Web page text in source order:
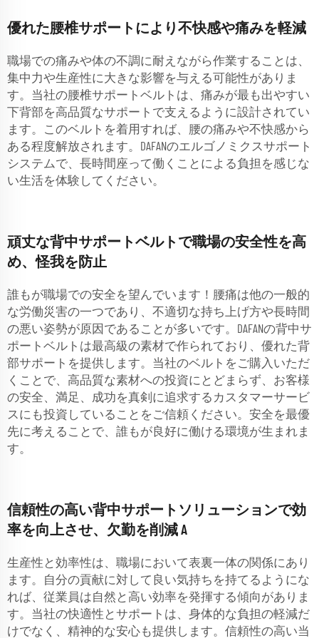
優れた腰椎サポートにより不快感や痛みを軽減
職場での痛みや体の不調に耐えながら作業することは、
集中力や生産性に大きな影響を与える可能性がありま
す。当社の腰椎サポートベルトは、痛みが最も出やすい
下背部を高品質なサポートで支えるように設計されてい
ます。このベルトを着用すれば、腰の痛みや不快感から
ある程度解放されます。DAFANのエルゴノミクスサポート
システムで、長時間座って働くことによる負担を感じな
い生活を体験してください。
頑丈な背中サポートベルトで職場の安全性を高
め、怪我を防止
誰もが職場での安全を望んでいます！腰痛は他の一般的
な労働災害の一つであり、不適切な持ち上げ方や長時間
の悪い姿勢が原因であることが多いです。DAFANの背中サ
ポートベルトは最高級の素材で作られており、優れた背
部サポートを提供します。当社のベルトをご購入いただ
くことで、高品質な素材への投資にとどまらず、お客様
の安全、満足、成功を真剣に追求するカスタマーサービ
スにも投資していることをご信頼ください。安全を最優
先に考えることで、誰もが良好に働ける環境が生まれま
す。
信頼性の高い背中サポートソリューションで効
率を向上させ、欠勤を削減 A
生産性と効率性は、職場において表裏一体の関係にあり
ます。自分の貢献に対して良い気持ちを持てるようにな
れば、従業員は自然と高い効率を発揮する傾向がありま
す。当社の快適性とサポートは、身体的な負担の軽減だ
けでなく、精神的な安心も提供します。信頼性の高い当